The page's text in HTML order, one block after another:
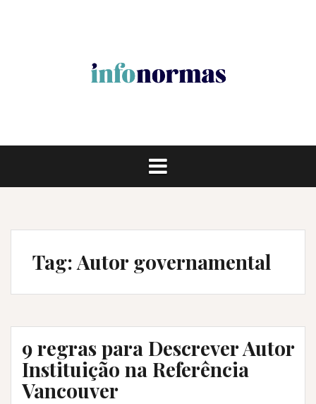
Tag:Autor governamental
9 regras para Descrever Autor
Instituição na Referência
Vancouver